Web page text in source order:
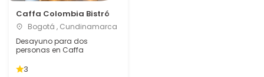
Caffa Colombia Bistró
Bogotá , Cundinamarca
Desayuno para dos
personas en Caffa
3